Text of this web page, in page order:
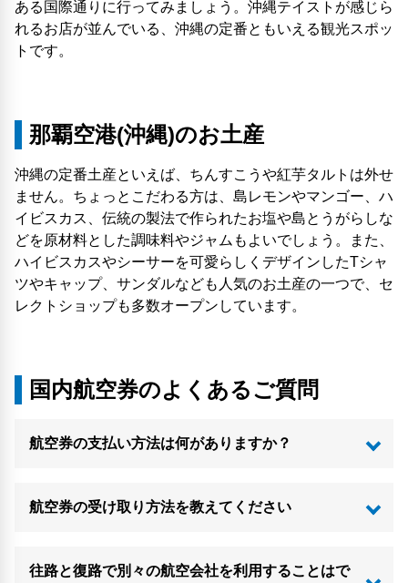
ある国際通りに行ってみましょう。沖縄テイストが感じら
れるお店が並んでいる、沖縄の定番ともいえる観光スポッ
トです。
那覇空港(沖縄)のお土産
沖縄の定番土産といえば、ちんすこうや紅芋タルトは外せ
ません。ちょっとこだわる方は、島レモンやマンゴー、ハ
イビスカス、伝統の製法で作られたお塩や島とうがらしな
どを原材料とした調味料やジャムもよいでしょう。また、
ハイビスカスやシーサーを可愛らしくデザインしたTシャ
ツやキャップ、サンダルなども人気のお土産の一つで、セ
レクトショップも多数オープンしています。
国内航空券のよくあるご質問
航空券の支払い方法は何がありますか？
航空券の受け取り方法を教えてください
往路と復路で別々の航空会社を利用することはで